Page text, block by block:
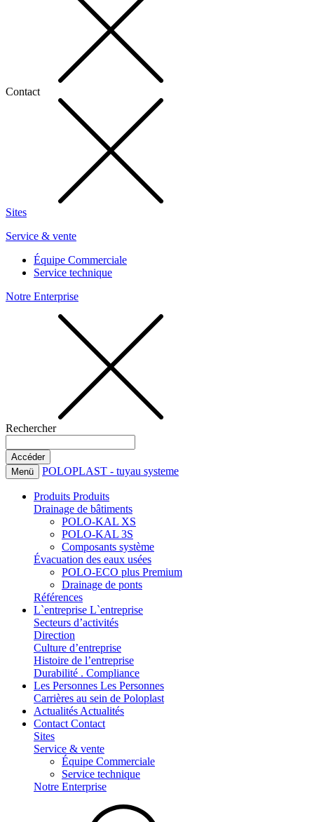
Contact
Sites
Service & vente
Équipe Commerciale
Service technique
Notre Enterprise
Rechercher
Menü POLOPLAST - tuyau systeme
Produits Produits
Drainage de bâtiments
POLO-KAL XS
POLO-KAL 3S
Composants système
Évacuation des eaux usées
POLO-ECO plus Premium
Drainage de ponts
Références
L`entreprise L`entreprise
Secteurs d’activités
Direction
Culture d’entreprise
Histoire de l’entreprise
Durabilité . Compliance
Les Personnes Les Personnes
Carrières au sein de Poloplast
Actualités Actualités
Contact Contact
Sites
Service & vente
Équipe Commerciale
Service technique
Notre Enterprise